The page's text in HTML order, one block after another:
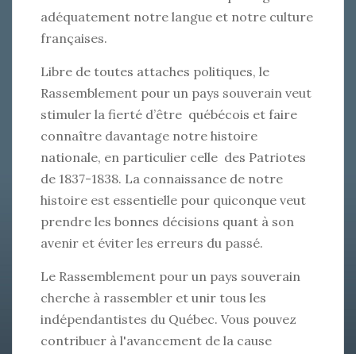
adéquatement notre langue et notre culture
françaises.
Libre de toutes attaches politiques, le
Rassemblement pour un pays souverain veut
stimuler la fierté d’être québécois et faire
connaître davantage notre histoire
nationale, en particulier celle des Patriotes
de 1837-1838. La connaissance de notre
histoire est essentielle pour quiconque veut
prendre les bonnes décisions quant à son
avenir et éviter les erreurs du passé.
Le Rassemblement pour un pays souverain
cherche à rassembler et unir tous les
indépendantistes du Québec. Vous pouvez
contribuer à l'avancement de la cause